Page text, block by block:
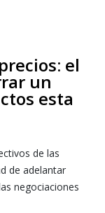
el
un
esta
de las
de adelantar
negociaciones